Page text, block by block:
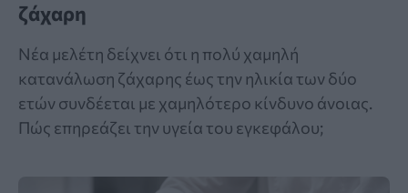
ζάχαρη
Νέα μελέτη δείχνει ότι η πολύ χαμηλή
κατανάλωση ζάχαρης έως την ηλικία των δύο
ετών συνδέεται με χαμηλότερο κίνδυνο άνοιας.
Πώς επηρεάζει την υγεία του εγκεφάλου;